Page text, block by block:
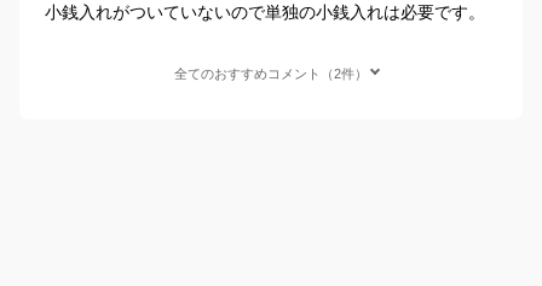
小銭入れがついていないので単独の小銭入れは必要です。
全てのおすすめコメント（2件）